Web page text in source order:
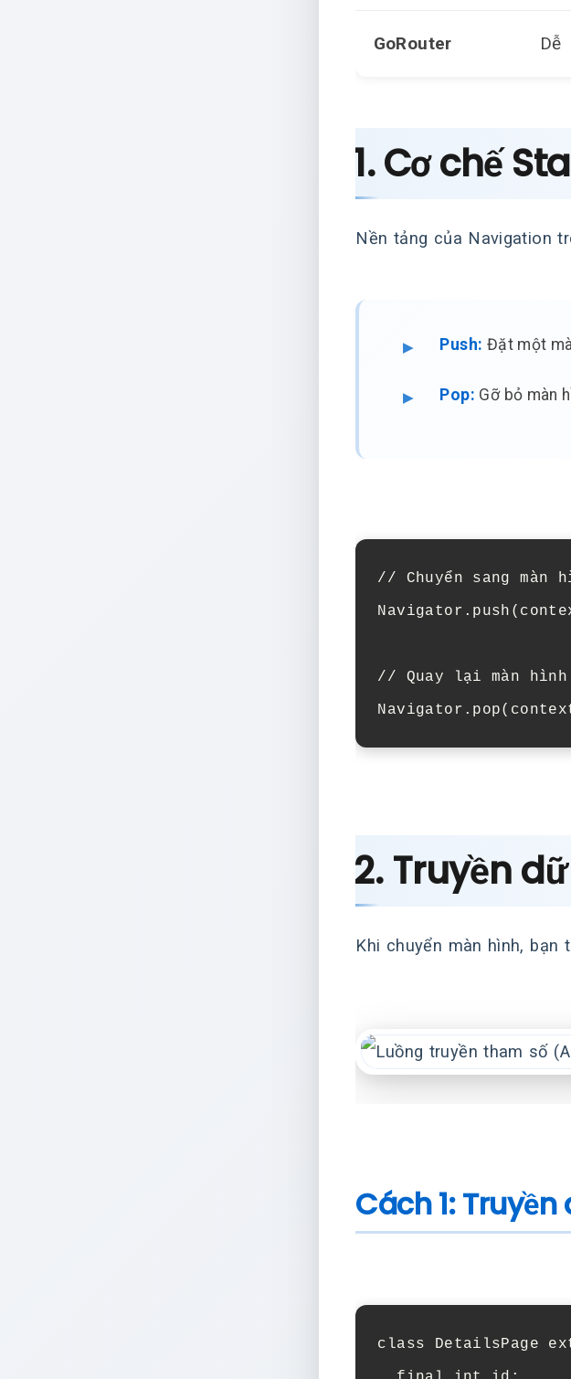
GoRouter Dễ
1. Cơ chế
Nền tảng của Navigation
Push: Đặt một
Pop: Gỡ bỏ màn
// Chuyển sang màn
Navigator . push (
// Quay lại màn hình
Navigator . pop(
2. Truyền
Khi chuyển màn hình, bạn
Cách 1:
class DetailsPage